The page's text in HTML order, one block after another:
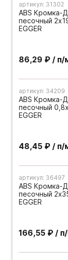
артикул: 31302
ABS Кромка-
песочный
EGGER
86,29 ₽ / п/
артикул: 34209
ABS Кромка-
песочный
EGGER
48,45 ₽ / п/
артикул: 36497
ABS Кромка-
песочный
EGGER
166,55 ₽ /